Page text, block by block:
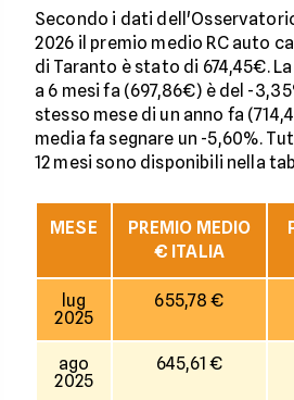
Secondo i dati
2026 il premio medio RC auto
di Taranto è stato di 674,45€.
a 6 mesi fa (697,86€) è del -
stesso mese di un anno fa
media fa segnare un -5,60%.
12 mesi sono disponibili nella
MESE
PREMIO MEDIO
€ ITALIA
lug
2025
655,78 €
ago
2025
645,61 €